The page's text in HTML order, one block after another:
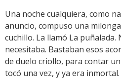
Una noche cualquiera, como
anuncio, compuso una
cuchillo. La llamó La
necesitaba. Bastaban esos
de duelo criollo, para contar
tocó una vez, y ya era inmortal.